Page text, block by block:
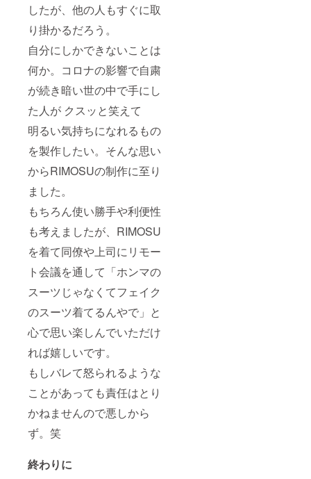
したが、他の人もすぐに取
り掛かるだろう。
自分にしかできないことは
何か。コロナの影響で自粛
が続き暗い世の中で手にし
た人が クスッと笑えて
明るい気持ちになれるもの
を製作したい。そんな思い
からRIMOSUの制作に至り
ました。
もちろん使い勝手や利便性
も考えましたが、RIMOSU
を着て同僚や上司にリモー
ト会議を通して「ホンマの
スーツじゃなくてフェイク
のスーツ着てるんやで」と
心で思い楽しんでいただけ
れば嬉しいです。
もしバレて怒られるような
ことがあっても責任はとり
かねませんので悪しから
ず。笑
終わりに